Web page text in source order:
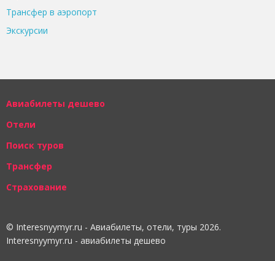
Трансфер в аэропорт
Экскурсии
Авиабилеты дешево
Отели
Поиск туров
Трансфер
Страхование
© Interesnyymyr.ru - Авиабилеты, отели, туры 2026.
Interesnyymyr.ru - авиабилеты дешево